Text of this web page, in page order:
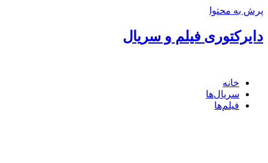
پرش به محتوا
دایرکتوری فیلم و سریال
خانه
سریال‌ها
فیلم‌ها